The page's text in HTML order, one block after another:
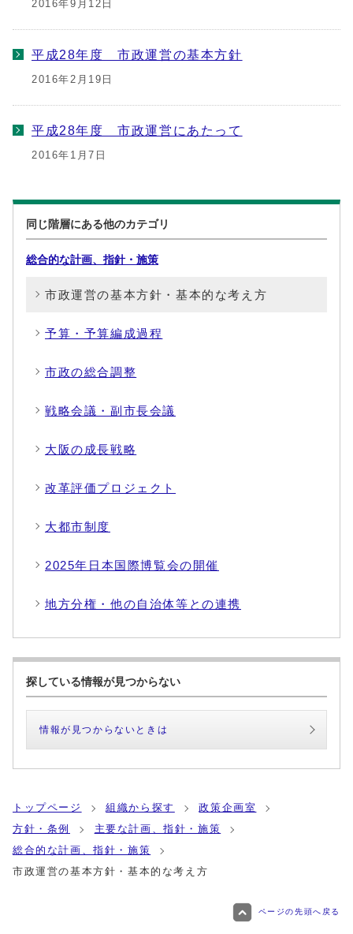
2016年9月12日
平成28年度 市政運営の基本方針
2016年2月19日
平成28年度 市政運営にあたって
2016年1月7日
同じ階層にある他のカテゴリ
総合的な計画、指針・施策
市政運営の基本方針・基本的な考え方
予算・予算編成過程
市政の総合調整
戦略会議・副市長会議
大阪の成長戦略
改革評価プロジェクト
大都市制度
2025年日本国際博覧会の開催
地方分権・他の自治体等との連携
探している情報が見つからない
情報が見つからないときは
トップページ 組織から探す
政策企画室
方針・条例
主要な計画、指針・施策
総合的な計画、指針・施策
市政運営の基本方針・基本的な考え方
ページの先頭へ戻る